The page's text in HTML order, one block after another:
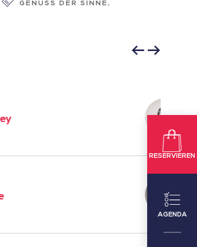
RESERVIEREN
AGENDA
GENUSS DER SINNE
Karine
Karine